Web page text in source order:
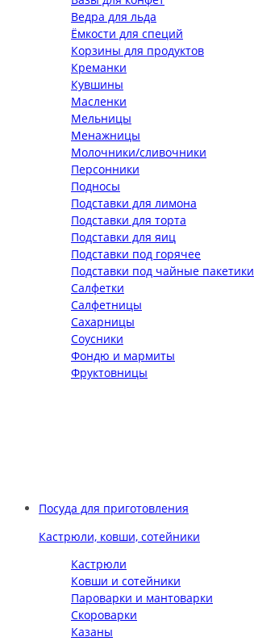
Ведра для льда
Ёмкости для специй
Корзины для продуктов
Креманки
Кувшины
Масленки
Мельницы
Менажницы
Молочники/сливочники
Персонники
Подносы
Подставки для лимона
Подставки для торта
Подставки для яиц
Подставки под горячее
Подставки под чайные пакетики
Салфетки
Салфетницы
Сахарницы
Соусники
Фондю и мармиты
Фруктовницы
Посуда для приготовления
Кастрюли, ковши, сотейники
Кастрюли
Ковши и сотейники
Пароварки и мантоварки
Скороварки
Казаны